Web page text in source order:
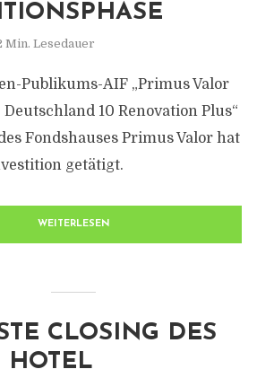
Min. Lesedauer
Publikums-AIF „Primus Valor
10 Renovation Plus“
des Fondshauses Primus Valor hat
getätigt.
WEITERLESEN
CLOSING DES
HOTEL